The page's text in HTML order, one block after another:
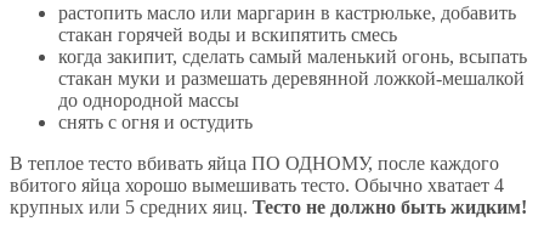
растопить масло или маргарин в кастрюльке, добавить
стакан горячей воды и вскипятить смесь
когда закипит, сделать самый маленький огонь, всыпать
стакан муки и размешать деревянной ложкой-мешалкой
до однородной массы
снять с огня и остудить
В теплое тесто вбивать яйца ПО ОДНОМУ, после каждого
вбитого яйца хорошо вымешивать тесто. Обычно хватает 4
крупных или 5 средних яиц. Тесто не должно быть жидким!